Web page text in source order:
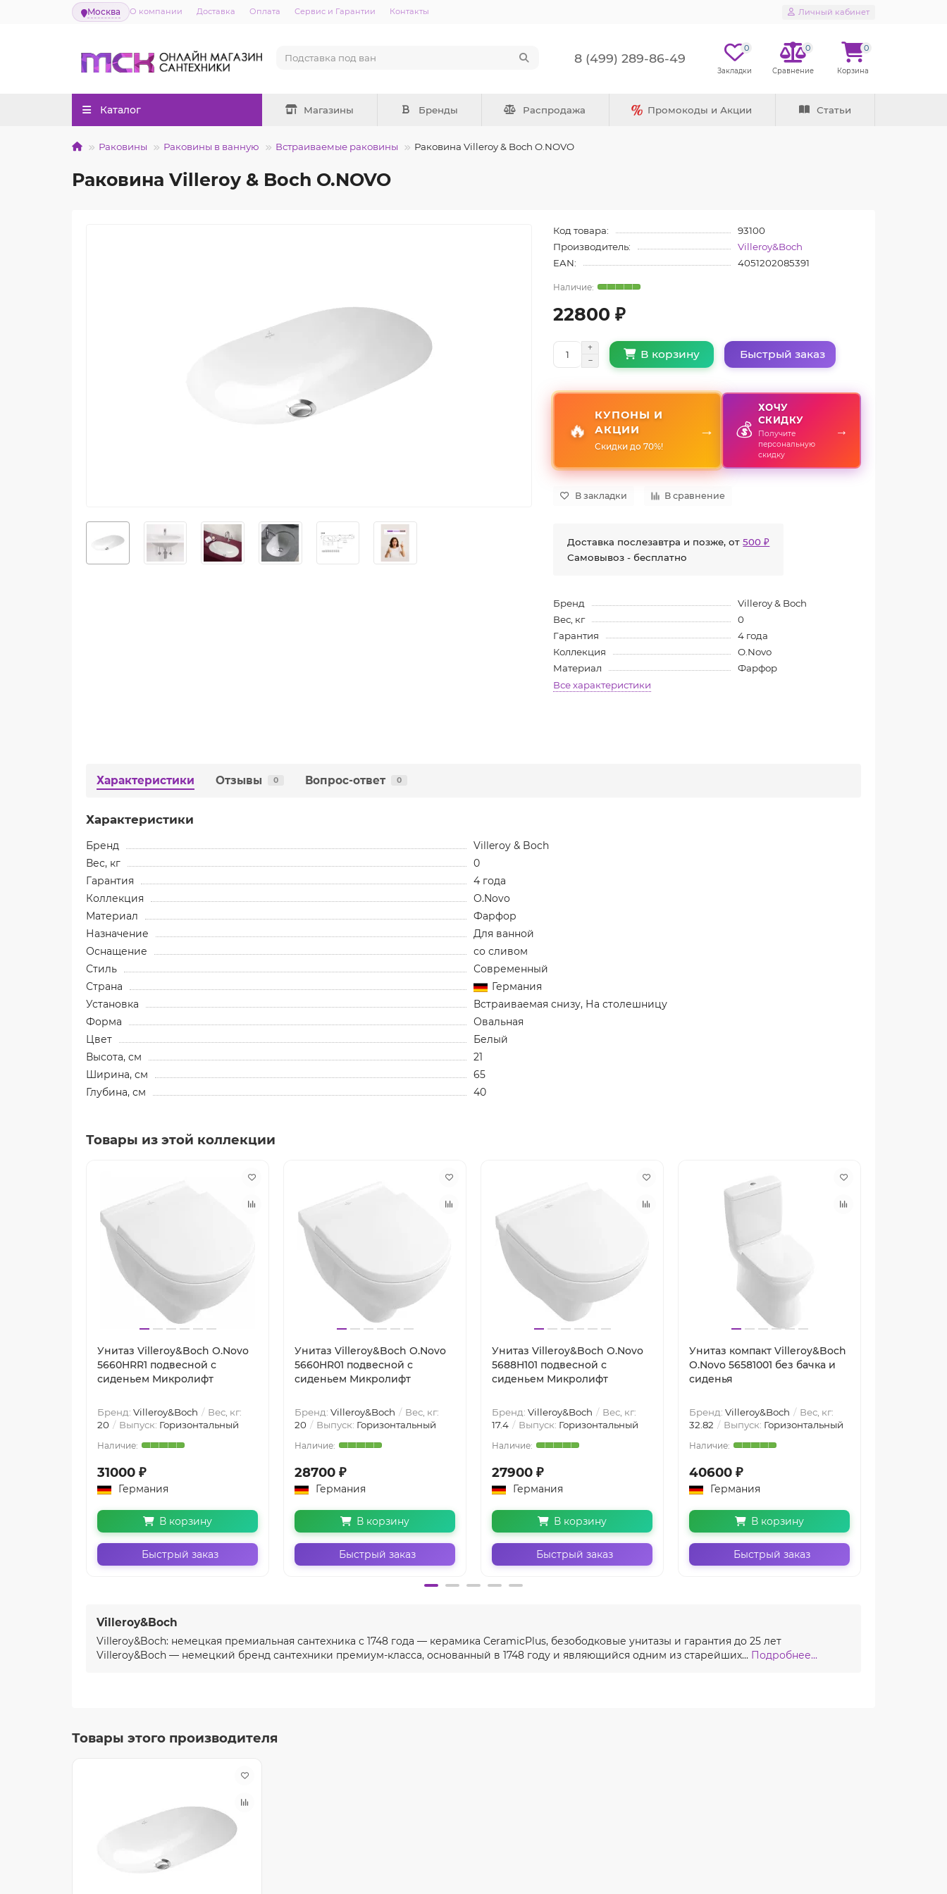
Москва О компании Доставка Оплата Сервис и Гарантии Контакты Личный кабинет
8 (499) 289-86-49
0 0 0
Каталог Магазины Бренды Распродажа Промокоды и Акции Статьи
Раковины Раковины в ванную Встраиваемые раковины Раковина Villeroy & Boch O.NOVO
Раковина Villeroy & Boch O.NOVO
Код товара:
93100
Производитель:
Villeroy&Boch
EAN:
4051202085391
22800 ₽
В корзину Быстрый заказ
🔥
КУПОНЫ И
АКЦИИ
Скидки до 70%!
→ 💰
ХОЧУ
СКИДКУ
Получите
персональную
скидку
→
В закладки В сравнение
Доставка послезавтра и позже, от500 ₽
Самовывоз - бесплатно
Бренд
Villeroy & Boch
Вес, кг
0
Гарантия
4 года
Коллекция
O.Novo
Материал
Фарфор
Все характеристики
Характеристики Отзывы 0 Вопрос-ответ 0
Характеристики
Бренд
Villeroy & Boch
Вес, кг
0
Гарантия
4 года
Коллекция
O.Novo
Материал
Фарфор
Назначение
Для ванной
Оснащение
со сливом
Стиль
Современный
Страна
Германия
Установка
Встраиваемая снизу, На столешницу
Форма
Овальная
Цвет
Белый
Высота, см
21
Ширина, см
65
Глубина, см
40
Товары из этой коллекции
Унитаз Villeroy&Boch O.Novo
5660HRR1 подвесной с
сиденьем Микролифт
Бренд: Villeroy&Boch
Вес, кг:
20
Выпуск: Горизонтальный
31000 ₽
Германия
В корзину
Быстрый заказ
Унитаз Villeroy&Boch O.Novo
5660HR01 подвесной с
сиденьем Микролифт
Бренд: Villeroy&Boch
Вес, кг:
20
Выпуск: Горизонтальный
28700 ₽
Германия
В корзину
Быстрый заказ
Унитаз Villeroy&Boch O.Novo
5688H101 подвесной с
сиденьем Микролифт
Бренд: Villeroy&Boch
Вес, кг:
17.4
Выпуск: Горизонтальный
27900 ₽
Германия
В корзину
Быстрый заказ
Унитаз компакт Villeroy&Boch
O.Novo 56581001 без бачка и
сиденья
Бренд: Villeroy&Boch
Вес, кг:
32.82
Выпуск: Горизонтальный
40600 ₽
Германия
В корзину
Быстрый заказ
Villeroy&Boch
Villeroy&Boch: немецкая премиальная сантехника с 1748 года — керамика CeramicPlus, безободковые унитазы и гарантия до 25 лет
Villeroy&Boch — немецкий бренд сантехники премиум-класса, основанный в 1748 году и являющийся одним из старейших... Подробнее...
Товары этого производителя